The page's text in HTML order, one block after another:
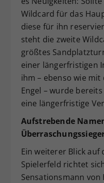
Wildcard für das
diese für ihn
steht die zweite
größtes
einer längerfristigen
ihm – ebenso wie
Engel – wurde
eine längerfristige
Aufstrebende
Ein weiterer Blick
Spielerfeld richtet
Sensationsmann von